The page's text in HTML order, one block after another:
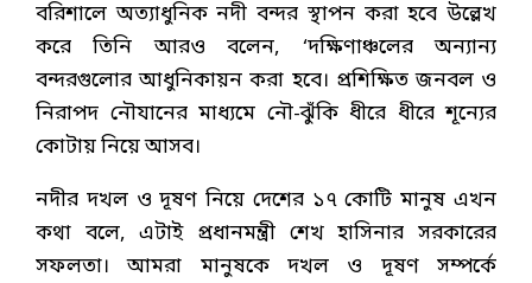
বরিশালে অত্যাধুনিক নদী বন্দর স্থাপন করা হবে উল্লেখ
করে তিনি আরও বলেন, ‘দক্ষিণাঞ্চলের অন্যান্য
বন্দরগুলোর আধুনিকায়ন করা হবে। প্রশিক্ষিত জনবল ও
নিরাপদ নৌযানের মাধ্যমে নৌ-ঝুঁকি ধীরে ধীরে শূন্যের
কোটায় নিয়ে আসব।
নদীর দখল ও দূষণ নিয়ে দেশের ১৭ কোটি মানুষ এখন
কথা বলে, এটাই প্রধানমন্ত্রী শেখ হাসিনার সরকারের
সফলতা। আমরা মানুষকে দখল ও দূষণ সম্পর্কে